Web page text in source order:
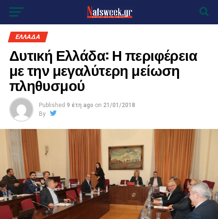
ΕΛΛΑΔΑ
Δυτική Ελλάδα: Η περιφέρεια
με την μεγαλύτερη μείωση
πληθυσμού
Published 9 έτη ago on 21/01/2018
By